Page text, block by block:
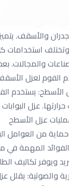
والأسقف.
وتختلف استخدامات
والمجالات.
الفوم لعزل
الأسطح: يستخدم
عزل البوابات
عزل الأسطح
من العوامل
المهمة في
ويوفر تكاليف
والصوتية: يقلل